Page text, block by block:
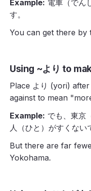
Example: 電車（でん
す。
You can get there by
Using ~より to
Place より (yori)
against to mean
Example: でも、東京
人（ひと）がすくない
But there are far
Yokohama.